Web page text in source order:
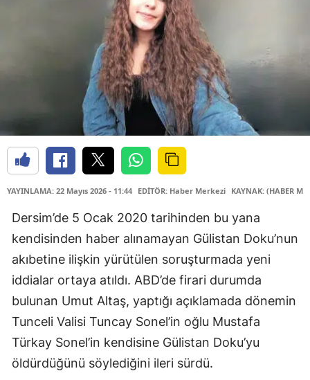
YAYINLAMA: 22 Mayıs 2026 - 11:44 EDİTÖR: Haber Merkezi KAYNAK: (HABER
Dersim’de 5 Ocak 2020 tarihinden bu yana
kendisinden haber alınamayan Gülistan Doku’nun
akıbetine ilişkin yürütülen soruşturmada yeni
iddialar ortaya atıldı. ABD’de firari durumda
bulunan Umut Altaş, yaptığı açıklamada dönemin
Tunceli Valisi Tuncay Sonel’in oğlu Mustafa
Türkay Sonel’in kendisine Gülistan Doku’yu
öldürdüğünü söylediğini ileri sürdü.